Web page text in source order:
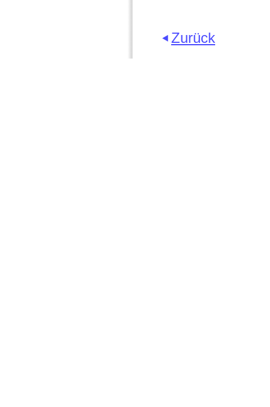
Zurück